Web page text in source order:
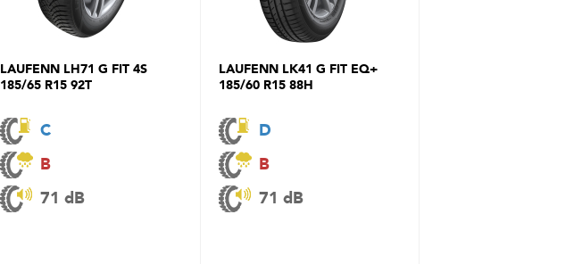
LAUFENN LH71 G FIT 4S
185/65 R15 92T
C
B
71 dB
LAUFENN LK41 G FIT EQ+
185/60 R15 88H
D
B
71 dB